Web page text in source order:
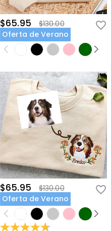
$65.95
$130.00
Oferta de Verano
$65.95
$130.00
Oferta de Verano